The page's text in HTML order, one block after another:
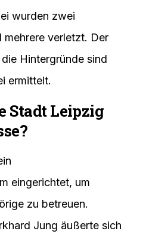
wurden zwei
verletzt. Der
Hintergründe sind
ermittelt.
Stadt Leipzig
eingerichtet, um
zu betreuen.
Jung äußerte sich